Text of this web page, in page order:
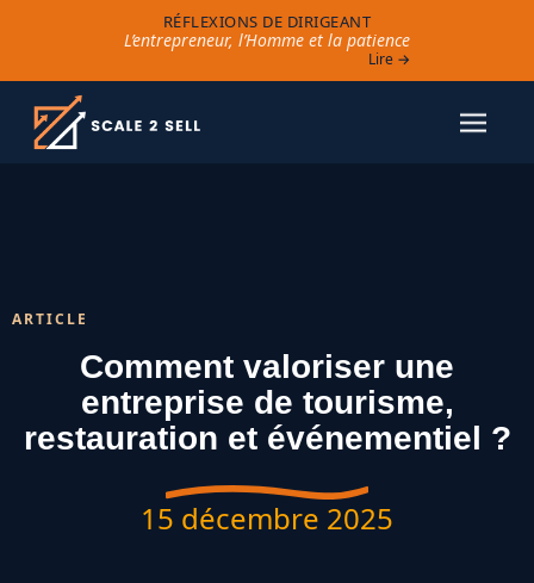
RÉFLEXIONS DE DIRIGEANT
L’entrepreneur, l’Homme et la patience
Lire →
ARTICLE
Comment valoriser une
entreprise de tourisme,
restauration et événementiel ?
15 décembre 2025